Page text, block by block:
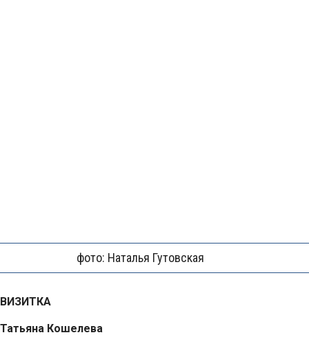
фото: Наталья Гутовская
ВИЗИТКА
Татьяна Кошелева